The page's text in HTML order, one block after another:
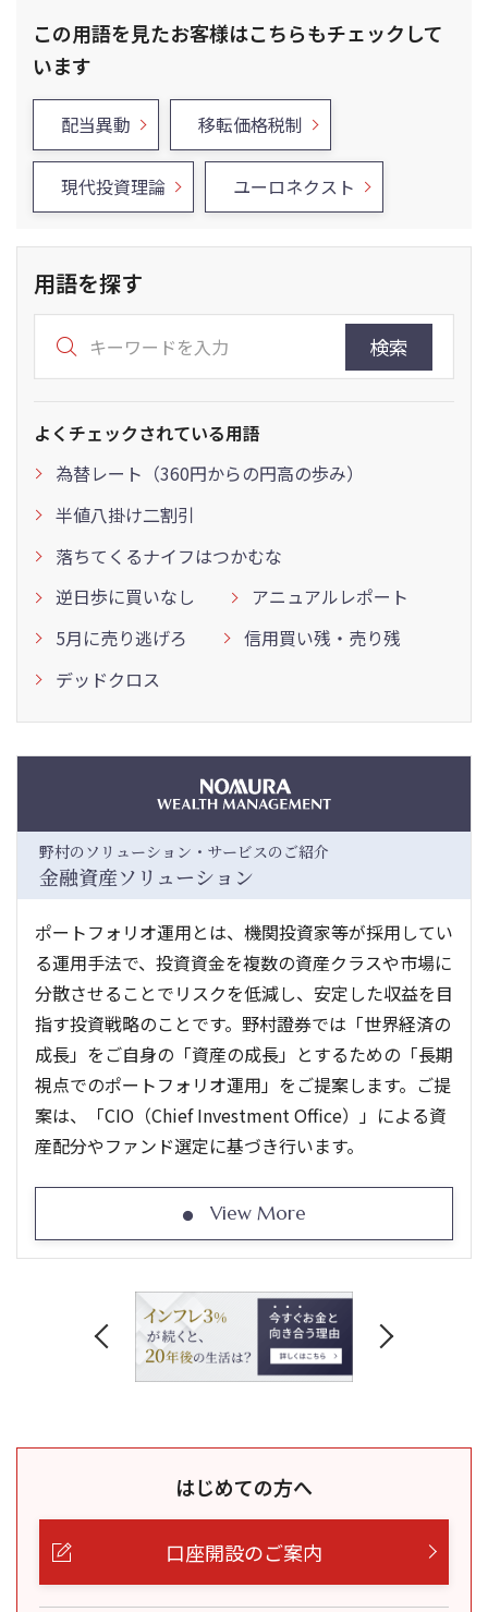
この用語を見たお客様はこちらもチェックして
います
配当異動 移転価格税制
現代投資理論 ユーロネクスト
用語を探す
検索
よくチェックされている用語
為替レート（360円からの円高の歩み）
半値八掛け二割引
落ちてくるナイフはつかむな
逆日歩に買いなし
アニュアルレポート
5月に売り逃げろ
信用買い残・売り残
デッドクロス
野村のソリューション・サービスのご紹介
金融資産ソリューション
ポートフォリオ運用とは、機関投資家等が採用してい
る運用手法で、投資資金を複数の資産クラスや市場に
分散させることでリスクを低減し、安定した収益を目
指す投資戦略のことです。野村證券では「世界経済の
成長」をご自身の「資産の成長」とするための「長期
視点でのポートフォリオ運用」をご提案します。ご提
案は、「CIO（Chief Investment Office）」による資
産配分やファンド選定に基づき行います。
View More
はじめての方へ
口座開設のご案内